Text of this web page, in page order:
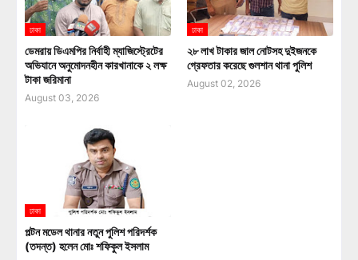
ঢাকা
ডেমরায় ডিএমপির নির্বাহী ম্যাজিস্ট্রেটের
অভিযানে অনুমোদনহীন কারখানাকে ২ লক্ষ
টাকা জরিমানা
August 03, 2026
ঢাকা
২৮ লাখ টাকার জাল নোটসহ দুইজনকে
গ্রেফতার করেছে গুলশান থানা পুলিশ
August 02, 2026
ঢাকা
পল্টন মডেল থানার নতুন পুলিশ পরিদর্শক
(তদন্ত) হলেন মোঃ শফিকুল ইসলাম